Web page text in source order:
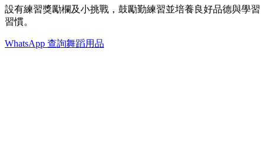
設有練習獎勵欄及小挑戰，鼓勵勤練習並培養良好品德與學習
習慣。
WhatsApp 查詢舞蹈用品